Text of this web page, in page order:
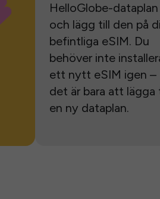
HelloGlobe-dataplan
och lägg till den på
befintliga eSIM. Du
behöver inte
ett nytt eSIM igen –
det är bara att lägga
en ny dataplan.